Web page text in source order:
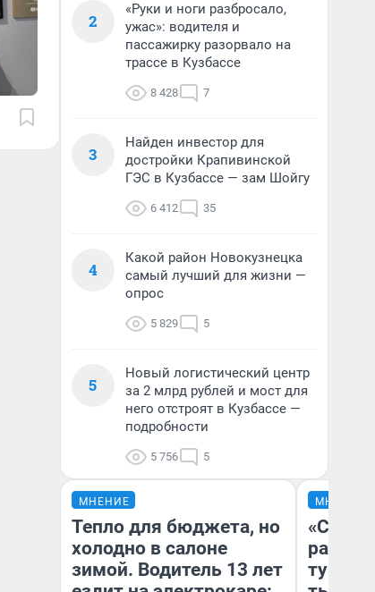
2
«Руки и ноги разбросало,
ужас»: водителя и
пассажирку разорвало на
трассе в Кузбассе
8 428 7
3
Найден инвестор для
достройки Крапивинской
ГЭС в Кузбассе — зам Шойгу
6 412 35
4
Какой район Новокузнецка
самый лучший для жизни —
опрос
5 829 5
5
Новый логистический центр
за 2 млрд рублей и мост для
него отстроят в Кузбассе —
подробности
5 756 5
МНЕНИЕ
Тепло для бюджета, но
холодно в салоне
зимой. Водитель 13 лет
МНЕНИЕ